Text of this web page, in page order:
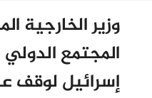
وزير الخارجية
المجتمع
إسرائيل لوقف